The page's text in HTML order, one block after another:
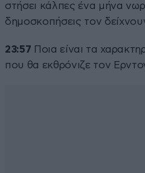
στήσει κάλπες ένα μήνα
δημοσκοπήσεις τον
23:57 Ποια είναι τα
που θα εκθρόνιζε τον